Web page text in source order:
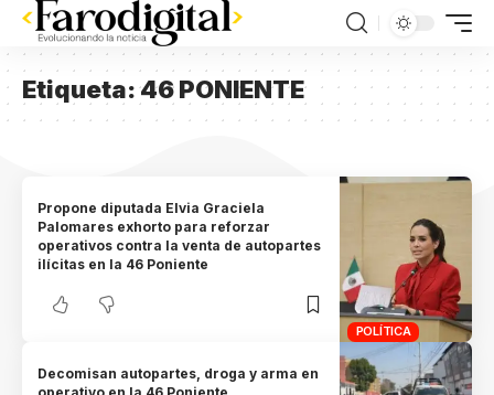
Etiqueta:46 PONIENTE
POLÍTICA
Propone diputada Elvia Graciela
Palomares exhorto para reforzar
operativos contra la venta de autopartes
ilícitas en la 46 Poniente
Decomisan autopartes, droga y arma en